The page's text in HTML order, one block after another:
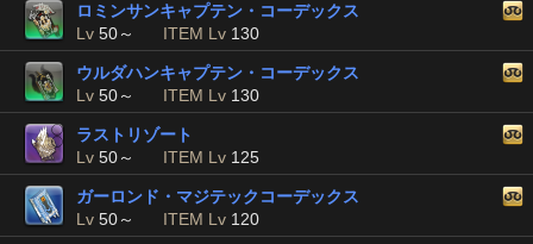
ロミンサンキャプテン・コーデックス
Lv 50～ ITEM Lv 130
ウルダハンキャプテン・コーデックス
Lv 50～ ITEM Lv 130
ラストリゾート
Lv 50～ ITEM Lv 125
ガーロンド・マジテックコーデックス
Lv 50～ ITEM Lv 120